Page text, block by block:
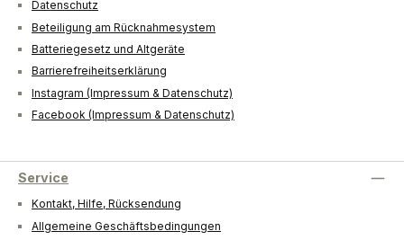
Datenschutz
Beteiligung am Rücknahmesystem
Batteriegesetz und Altgeräte
Barrierefreiheitserklärung
Instagram (Impressum & Datenschutz)
Facebook (Impressum & Datenschutz)
Service
Kontakt, Hilfe, Rücksendung
Allgemeine Geschäftsbedingungen